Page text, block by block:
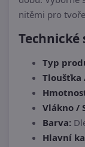
nitěmi pro
Technické
Typ
Tloušťka
Vlákno /
Barva:
Hlavní